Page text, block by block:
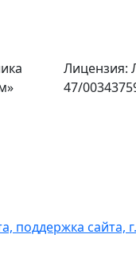
Лицензия:
47/
поддержка сайта,